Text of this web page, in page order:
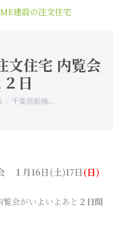
文住宅 内覧会
日
千葉県船橋…
１月16日(土)17日(日)
会がいよいよあと ２日間